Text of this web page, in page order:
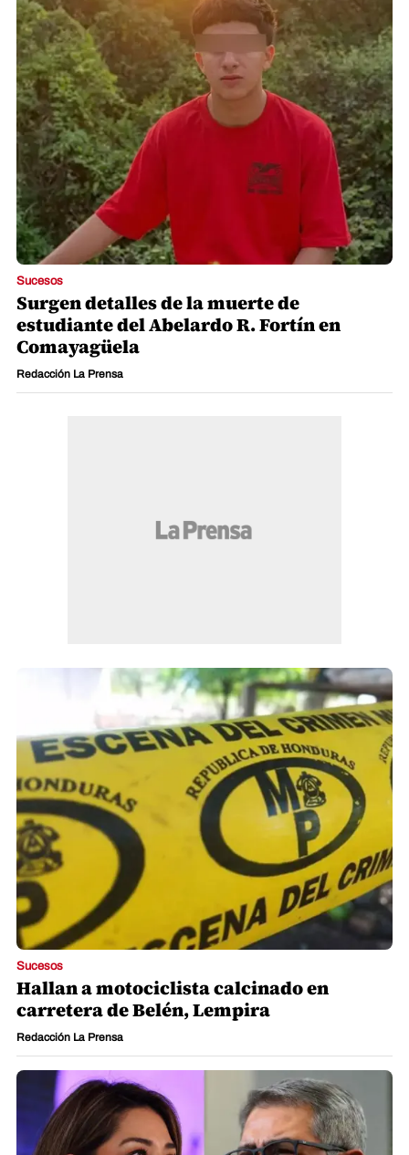
Sucesos
Surgen detalles de la muerte de
estudiante del Abelardo R. Fortín en
Comayagüela
Redacción La Prensa
Sucesos
Hallan a motociclista calcinado en
carretera de Belén, Lempira
Redacción La Prensa